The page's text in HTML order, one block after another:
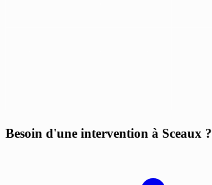
Besoin d'une intervention à Sceaux ?